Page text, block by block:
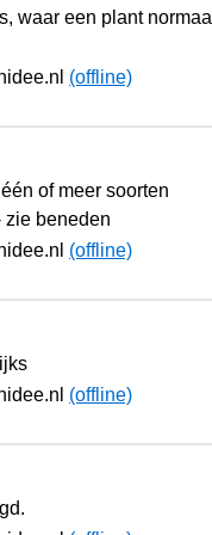
waar een plant normaal
(offline)
of meer soorten
1- zie beneden
(offline)
(offline)